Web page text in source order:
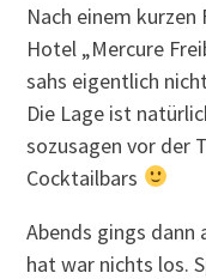
Nach einem
Hotel „Mercure
sahs eigentlich
Die Lage ist
sozusagen vor der
Cocktailbars
Abends gings dann
hat war nichts los.